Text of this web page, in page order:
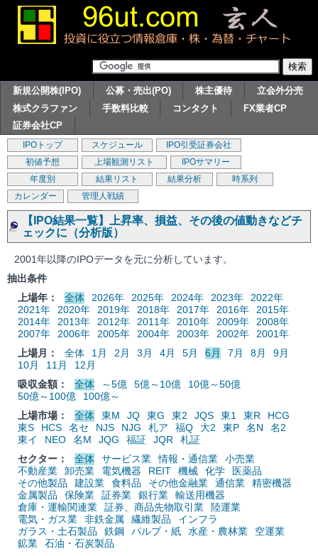
新規公開株(IPO) 公募・売出(PO) 株主優待
立会外分売
株式クラファン
手数料比較 コンタクト
FX業者CP
証券会社CP
IPOトップ スケジュール
IPO引受証券会社
初値予想
上場観測リスト
IPOサマリー
年度別
結果リスト 結果分析
時系列
カレンダー
管理人戦績
【IPO結果一覧】上昇率、損益、その後の値動きなどチ
ェックに（分析版）
2001年以降のIPOデータを元に分析しています。
抽出条件
上場年：
全体 2026年 2025年 2024年 2023年
2022年
2021年
2020年 2019年 2018年 2017年 2016年
2015年
2014年
2013年 2012年 2011年 2010年 2009年
2008年
2007年
2006年 2005年 2004年 2003年 2002年
2001年
上場月：
全体 1月 2月 3月 4月 5月 6月 7月 8月
9月
10月
11月
12月
吸収金額：
全体 ～5億 5億～10億
10億～50億
50億～100億
100億～
上場市場：
全体 東M JQ 東G 東2 JQS 東1 東R
HCG
東S
HCS 名セ NJS NJG 札ア 福Q 大2 東P 名N
名2
東イ
NEO 名M JQG 福証 JQR
札証
セクター：
全体 サービス業 情報・通信業
小売業
不動産業
卸売業 電気機器 REIT 機械 化学
医薬品
その他製品
建設業 食料品 その他金融業 通信業
精密機器
金属製品
保険業 証券業 銀行業
輸送用機器
倉庫・運輸関連業
証券、商品先物取引業
陸運業
電気・ガス業
非鉄金属 繊維製品
インフラ
ガラス・土石製品
鉄鋼 パルプ・紙 水産・農林業
空運業
鉱業
石油・石炭製品